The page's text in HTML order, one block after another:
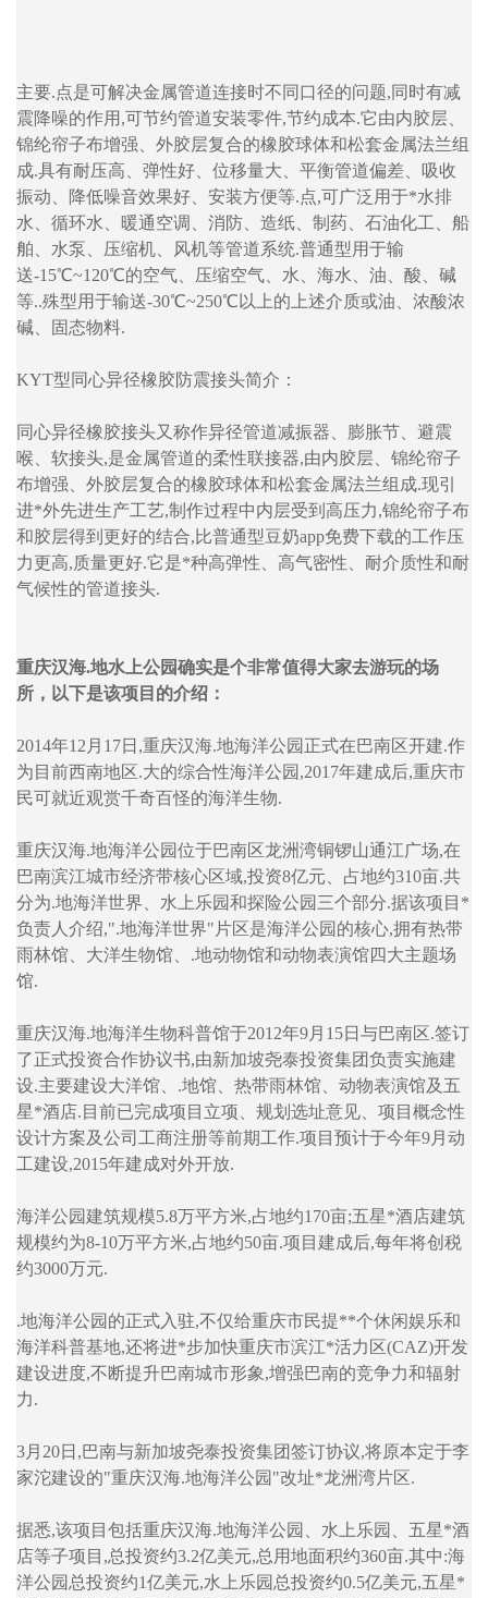
主要.点是可解决金属管道连接时不同口径的问题,同时有减
震降噪的作用,可节约管道安装零件,节约成本.它由内胶层、
锦纶帘子布增强、外胶层复合的橡胶球体和松套金属法兰组
成.具有耐压高、弹性好、位移量大、平衡管道偏差、吸收
振动、降低噪音效果好、安装方便等.点,可广泛用于*水排
水、循环水、暖通空调、消防、造纸、制药、石油化工、船
舶、水泵、压缩机、风机等管道系统.普通型用于输
送-15℃~120℃的空气、压缩空气、水、海水、油、酸、碱
等..殊型用于输送-30℃~250℃以上的上述介质或油、浓酸浓
碱、固态物料.
KYT型同心异径橡胶防震接头简介：
同心异径橡胶接头又称作异径管道减振器、膨胀节、避震
喉、软接头,是金属管道的柔性联接器,由内胶层、锦纶帘子
布增强、外胶层复合的橡胶球体和松套金属法兰组成.现引
进*外先进生产工艺,制作过程中内层受到高压力,锦纶帘子布
和胶层得到更好的结合,比普通型豆奶app免费下载的工作压
力更高,质量更好.它是*种高弹性、高气密性、耐介质性和耐
气候性的管道接头.
重庆汉海.地水上公园确实是个非常值得大家去游玩的场
所，以下是该项目的介绍：
2014年12月17日,重庆汉海.地海洋公园正式在巴南区开建.作
为目前西南地区.大的综合性海洋公园,2017年建成后,重庆市
民可就近观赏千奇百怪的海洋生物.
重庆汉海.地海洋公园位于巴南区龙洲湾铜锣山通江广场,在
巴南滨江城市经济带核心区域,投资8亿元、占地约310亩.共
分为.地海洋世界、水上乐园和探险公园三个部分.据该项目*
负责人介绍,".地海洋世界"片区是海洋公园的核心,拥有热带
雨林馆、大洋生物馆、.地动物馆和动物表演馆四大主题场
馆.
重庆汉海.地海洋生物科普馆于2012年9月15日与巴南区.签订
了正式投资合作协议书,由新加坡尧泰投资集团负责实施建
设.主要建设大洋馆、.地馆、热带雨林馆、动物表演馆及五
星*酒店.目前已完成项目立项、规划选址意见、项目概念性
设计方案及公司工商注册等前期工作.项目预计于今年9月动
工建设,2015年建成对外开放.
海洋公园建筑规模5.8万平方米,占地约170亩;五星*酒店建筑
规模约为8-10万平方米,占地约50亩.项目建成后,每年将创税
约3000万元.
.地海洋公园的正式入驻,不仅给重庆市民提**个休闲娱乐和
海洋科普基地,还将进*步加快重庆市滨江*活力区(CAZ)开发
建设进度,不断提升巴南城市形象,增强巴南的竞争力和辐射
力.
3月20日,巴南与新加坡尧泰投资集团签订协议,将原本定于李
家沱建设的"重庆汉海.地海洋公园"改址*龙洲湾片区.
据悉,该项目包括重庆汉海.地海洋公园、水上乐园、五星*酒
店等子项目,总投资约3.2亿美元,总用地面积约360亩.其中:海
洋公园总投资约1亿美元,水上乐园总投资约0.5亿美元,五星*